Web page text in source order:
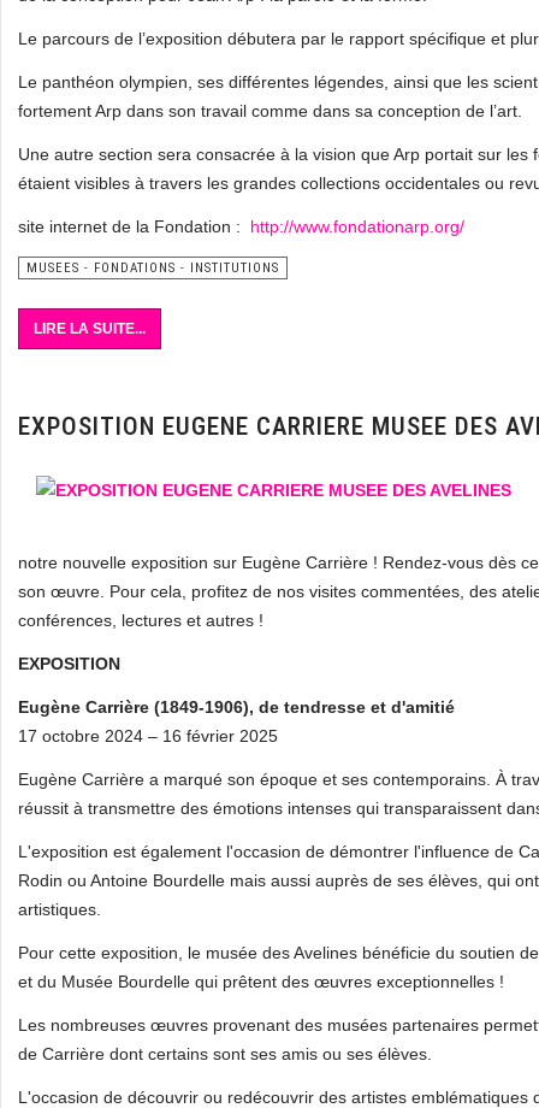
Le parcours de l’exposition débutera par le rapport spécifique et
Le panthéon olympien, ses différentes légendes, ainsi que les
fortement Arp dans son travail comme dans sa conception de l’art.
Une autre section sera consacrée à la vision que Arp portait sur
étaient visibles à travers les grandes collections occidentales ou
site internet de la Fondation : http://www.fondationarp.org/
MUSEES - FONDATIONS - INSTITUTIONS
LIRE LA SUITE...
EXPOSITION EUGENE CARRIERE MUSEE DES
notre nouvelle exposition sur Eugène Carrière ! Rendez-vous dès
son œuvre. Pour cela, profitez de nos visites commentées, des
conférences, lectures et autres !
EXPOSITION
Eugène Carrière (1849-1906), de tendresse et d'amitié
17 octobre 2024 – 16 février 2025
Eugène Carrière a marqué son époque et ses contemporains. À
réussit à transmettre des émotions intenses qui transparaissent
L'exposition est également l'occasion de démontrer l'influence de
Rodin ou Antoine Bourdelle mais aussi auprès de ses élèves, qui
artistiques.
Pour cette exposition, le musée des Avelines bénéficie du soutien
et du Musée Bourdelle qui prêtent des œuvres exceptionnelles !
Les nombreuses œuvres provenant des musées partenaires
de Carrière dont certains sont ses amis ou ses élèves.
L'occasion de découvrir ou redécouvrir des artistes emblématiques